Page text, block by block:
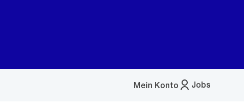
Jobs
Mein Konto
Menü